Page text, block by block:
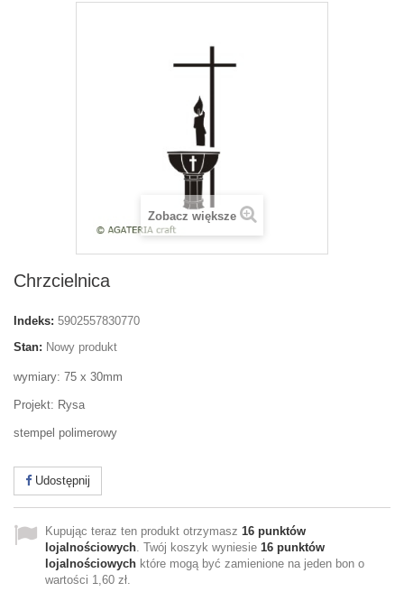
Zobacz większe
Chrzcielnica
Indeks: 5902557830770
Stan: Nowy produkt
wymiary: 75 x 30mm
Projekt: Rysa
stempel polimerowy
Udostępnij
Kupując teraz ten produkt otrzymasz 16 punktów
lojalnościowych. Twój koszyk wyniesie 16 punktów
lojalnościowych które mogą być zamienione na jeden bon o
wartości 1,60 zł.